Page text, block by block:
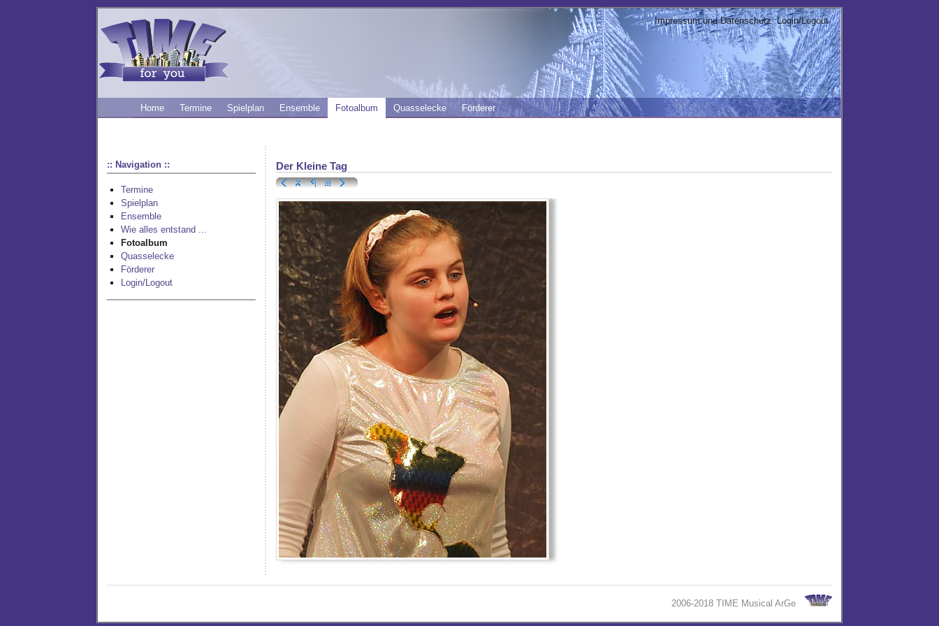
Impressum und Datenschutz Login/Logout
Home Termine Spielplan Ensemble Fotoalbum Quasselecke Förderer
:: Navigation ::
Termine
Spielplan
Ensemble
Wie alles entstand ...
Fotoalbum
Quasselecke
Förderer
Login/Logout
Der Kleine Tag
2006-2018 TIME Musical ArGe